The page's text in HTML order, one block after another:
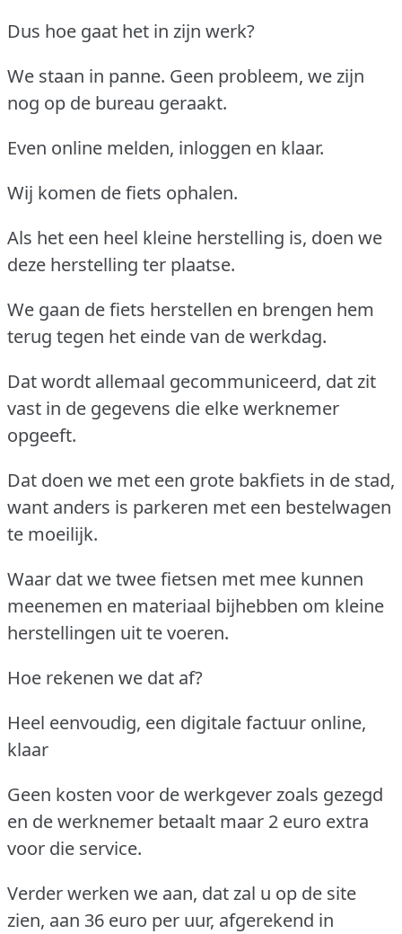
Dus hoe gaat het in zijn werk?
We staan in panne. Geen probleem, we zijn
nog op de bureau geraakt.
Even online melden, inloggen en klaar.
Wij komen de fiets ophalen.
Als het een heel kleine herstelling is, doen we
deze herstelling ter plaatse.
We gaan de fiets herstellen en brengen hem
terug tegen het einde van de werkdag.
Dat wordt allemaal gecommuniceerd, dat zit
vast in de gegevens die elke werknemer
opgeeft.
Dat doen we met een grote bakfiets in de stad,
want anders is parkeren met een bestelwagen
te moeilijk.
Waar dat we twee fietsen met mee kunnen
meenemen en materiaal bijhebben om kleine
herstellingen uit te voeren.
Hoe rekenen we dat af?
Heel eenvoudig, een digitale factuur online,
klaar
Geen kosten voor de werkgever zoals gezegd
en de werknemer betaalt maar 2 euro extra
voor die service.
Verder werken we aan, dat zal u op de site
zien, aan 36 euro per uur, afgerekend in